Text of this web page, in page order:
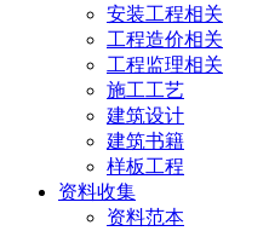
安装工程相关
工程造价相关
工程监理相关
施工工艺
建筑设计
建筑书籍
样板工程
资料收集
资料范本